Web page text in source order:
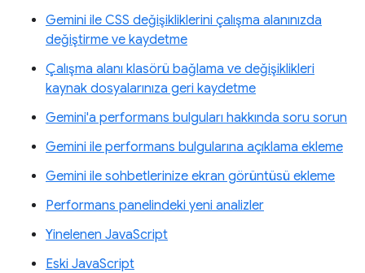
Gemini ile CSS değişikliklerini çalışma alanınızda
değiştirme ve kaydetme
Çalışma alanı klasörü bağlama ve değişiklikleri
kaynak dosyalarınıza geri kaydetme
Gemini'a performans bulguları hakkında soru sorun
Gemini ile performans bulgularına açıklama ekleme
Gemini ile sohbetlerinize ekran görüntüsü ekleme
Performans panelindeki yeni analizler
Yinelenen JavaScript
Eski JavaScript